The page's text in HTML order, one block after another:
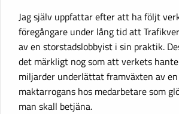
Jag själv uppfattar efter att ha följt
föregångare under lång tid att
av en storstadslobbyist i sin praktik.
det märkligt nog som att verkets
miljarder underlättat framväxten av
maktarrogans hos medarbetare som
man skall betjäna.